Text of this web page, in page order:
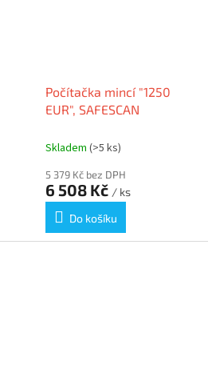
Počítačka mincí "1250
EUR", SAFESCAN
Skladem (>5 ks)
5 379 Kč bez DPH
6 508 Kč / ks
Do košíku